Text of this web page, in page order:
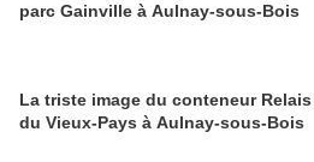
parc Gainville à Aulnay-sous-Bois
La triste image du conteneur Relais
du Vieux-Pays à Aulnay-sous-Bois